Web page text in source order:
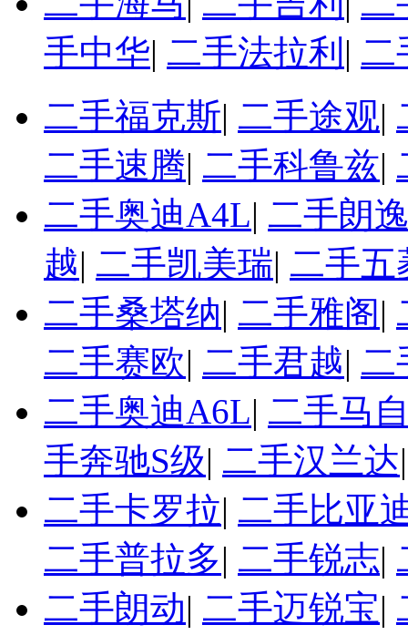
手中华| 二手法拉利 | 二
二手福克斯| 二手途观|
二手速腾| 二手科鲁兹|
二手奥迪A4L| 二手朗
越| 二手凯美瑞| 二手五
二手桑塔纳| 二手雅阁|
二手赛欧| 二手君越| 二
二手奥迪A6L| 二手马
手奔驰S级| 二手汉兰达
二手卡罗拉| 二手比亚
二手普拉多| 二手锐志|
二手朗动| 二手迈锐宝|